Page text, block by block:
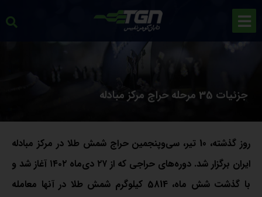
جزئیات 35 مرحله حراج مرکز مبادله
روز گذشته، 10 تیر، سی‌وپنجمین حراج شمش طلا در مرکز مبادله
ایران برگزار شد. دوره‌های حراجی که از ۲۷ دی‌ماه ۱۴۰۲ آغاز شد و
با گذشت شش ماه، 5814 کیلوگرم شمش طلا در آنها معامله